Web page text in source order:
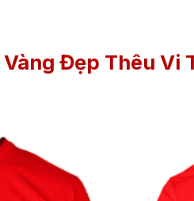
Đẹp Thêu Vi